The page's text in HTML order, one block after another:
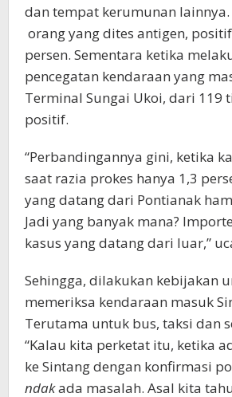
dan tempat kerumunan
orang yang dites antigen,
persen. Sementara ketika
pencegatan kendaraan yang
Terminal Sungai Ukoi, dari 119
positif.
“Perbandingannya gini, ketika
saat razia prokes hanya 1,3
yang datang dari Pontianak
Jadi yang banyak mana?
kasus yang datang dari luar,”
Sehingga, dilakukan kebijakan
memeriksa kendaraan masuk
Terutama untuk bus, taksi dan
“Kalau kita perketat itu, ketika
ke Sintang dengan konfirmasi
ndakada masalah. Asal kita